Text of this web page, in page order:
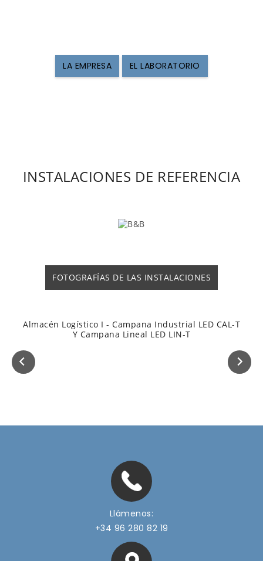
LA EMPRESA EL LABORATORIO
INSTALACIONES DE REFERENCIA
FOTOGRAFÍAS DE LAS INSTALACIONES
Almacén Logístico I - Campana Industrial LED CAL-T
Y Campana Lineal LED LIN-T
Llámenos:
+34 96 280 82 19